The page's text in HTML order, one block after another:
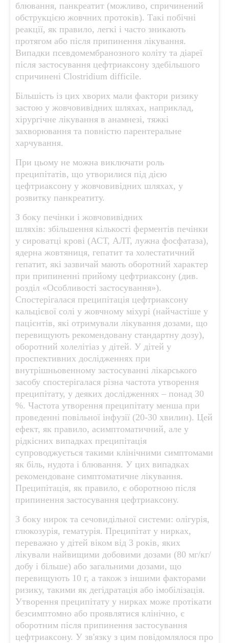
блювання, панкреатит (можливо, спричинений
обструкцією жовчних протоків). Такі побічні
реакції, як правило, легкі і часто зникають
протягом або після припинення лікування.
Випадки псевдомембранозного коліту та діареї
після застосування цефтриаксону здебільшого
спричинені Clostridium difficile.
Більшість із цих хворих мали фактори ризику
застою у жовчовивідних шляхах, наприклад,
хірургічне лікування в анамнезі, тяжкі
захворювання та повністю парентеральне
харчування.
При цьому не можна виключати роль
преципітатів, що утворилися під дією
цефтриаксону у жовчовивідних шляхах, у
розвитку панкреатиту.
З боку печінки і жовчовивідних
шляхів: збільшення кількості ферментів печінки
у сироватці крові (АСТ, АЛТ, лужна фосфатаза),
ядерна жовтяниця, гепатит та холестатичний
гепатит, які зазвичай мають оборотний характер
при припиненні прийому цефтриаксону (див.
розділ «Особливості застосування»).
Спостерігалася преципітація цефтриаксону
кальцієвої солі у жовчному міхурі (найчастіше у
пацієнтів, які отримували лікування дозами, що
перевищують рекомендовану стандартну дозу),
оборотний холелітіаз у дітей. У дітей у
проспективних дослідженнях при
внутрішньовенному застосуванні лікарського
засобу спостерігалася різна частота утворення
преципітату, у деяких дослідженнях – понад 30
%. Частота утворення преципітату менша при
проведенні повільної інфузії (20-30 хвилин). Цей
ефект, як правило, асимптоматичний, але у
рідкісних випадках преципітація
супроводжується такими клінічними симптомами
як біль, нудота і блювання. У цих випадках
рекомендоване симптоматичне лікування.
Преципітація, як правило, є оборотною після
припинення застосування цефтриаксону.
З боку нирок та сечовидільної системи: олігурія,
глюкозурія, гематурія. Преципітат у нирках,
переважно у дітей віком від 3 років, яких
лікували найвищими добовими дозами (80 мг/кг/
добу і більше) або загальними дозами, що
перевищують 10 г, а також з іншими факторами
ризику, такими як дегідратація або імобілізація.
Утворення преципітату у нирках може протікати
безсимптомно або проявлятися клінічно, є
оборотним після припинення застосування
цефтриаксону. У зв'язку з цим повідомлялося про